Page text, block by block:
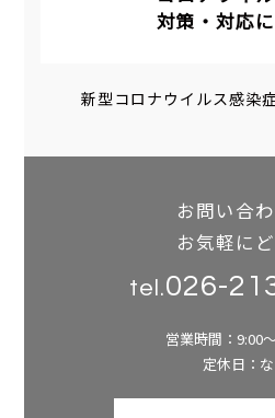
対策・対応
新型コロナウイルス感染
お問い合
お気軽に
tel.026-
営業時間：9:00
定休日：